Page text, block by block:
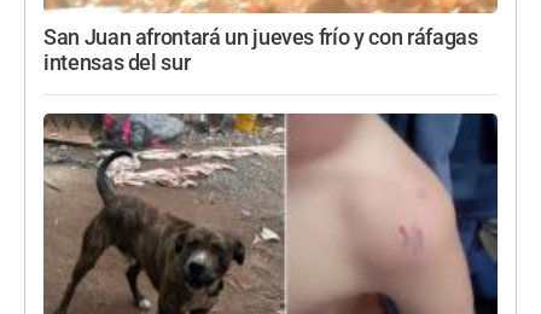
San Juan afrontará un jueves frío y con ráfagas
intensas del sur